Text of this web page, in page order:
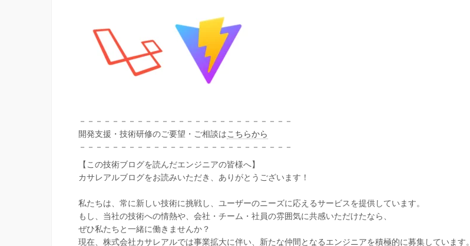
－－－－－－－－－－－－－－－－－－－－－－－－－－
開発支援・技術研修のご要望・ご相談はこちらから
－－－－－－－－－－－－－－－－－－－－－－－－－－
【この技術ブログを読んだエンジニアの皆様へ】
カサレアルブログをお読みいただき、ありがとうございます！
私たちは、常に新しい技術に挑戦し、ユーザーのニーズに応えるサービスを提供しています。
もし、当社の技術への情熱や、会社・チーム・社員の雰囲気に共感いただけたなら、
ぜひ私たちと一緒に働きませんか？
現在、株式会社カサレアルでは事業拡大に伴い、新たな仲間となるエンジニアを積極的に募集しています。